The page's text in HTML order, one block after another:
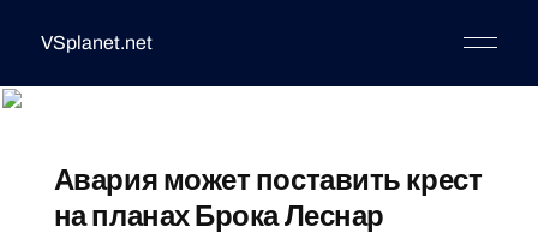
VSplanet.net
Авария может поставить крест
на планах Брока Леснар